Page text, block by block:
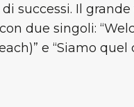
successi. Il
due singoli:
e “Siamo quel